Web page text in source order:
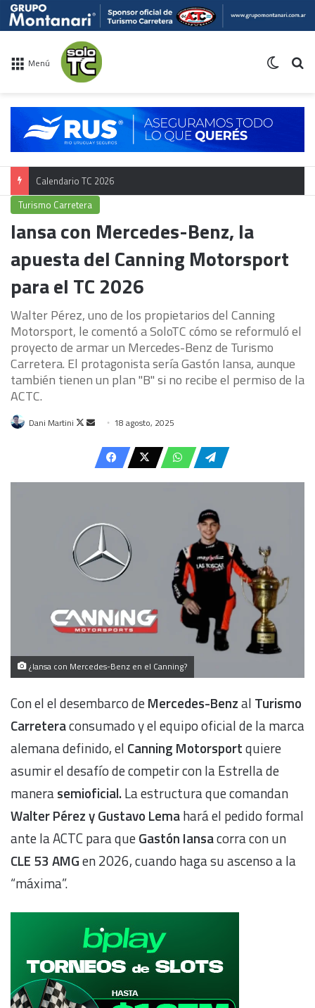
Menú
Calendario TC 2026
Turismo Carretera
Iansa con Mercedes-Benz, la
apuesta del Canning Motorsport
para el TC 2026
Walter Pérez, uno de los propietarios del Canning
Motorsport, le comentó a SoloTC cómo se reformuló el
proyecto de armar un Mercedes-Benz de Turismo
Carretera. El protagonista sería Gastón Iansa, aunque
también tienen un plan "B" si no recibe el permiso de la
ACTC.
Dani Martini
Follow
Send
email
18 agosto, 2025
¿Iansa con Mercedes-Benz en el Canning?
Con el el desembarco deMercedes-Benzal Turismo
Carreteraconsumado y el equipo oficial de la marca
alemana definido, el Canning Motorsportquiere
asumir el desafío de competir con la Estrella de
manerasemioficial. La estructura que comandan
Walter Pérez y Gustavo Lemahará el pedido formal
ante la ACTC para queGastón Iansacorra con un
CLE 53 AMGen 2026, cuando haga su ascenso a la
“máxima”.